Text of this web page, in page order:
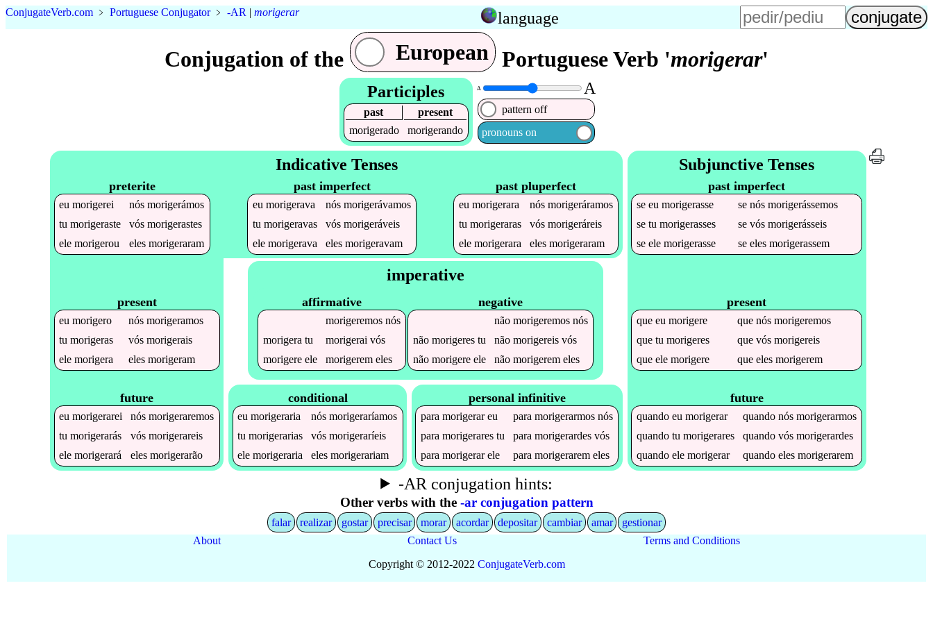
ConjugateVerb.com ﹥ Portuguese Conjugator﹥ -AR | morigerar language
Conjugation of the European Portuguese Verb 'morigerar'
Participles
past
present
morigerado
morigerando
A A
pattern off
pronouns on
Indicative Tenses
preterite
eumorigerei nósmorigerámos
tumorigeraste vósmorigerastes
elemorigerou elesmorigeraram
past imperfect
eu morigerava nós morigerávamos
tu morigeravas vós morigeráveis
ele morigerava eles morigeravam
past pluperfect
eumorigerara nósmorigeráramos
tumorigeraras vósmorigeráreis
elemorigerara elesmorigeraram
present
eumorigero nósmorigeramos
tumorigeras vósmorigerais
elemorigera elesmorigeram
future
eumorigerarei nósmorigeraremos
tumorigerarás vósmorigerareis
elemorigerará elesmorigerarão
imperative
affirmative
morigeremosnós
morigera tu morigerai vós
morigereele morigeremeles
negative
não morigeremosnós
não morigerestu não morigereisvós
não morigereele não morigeremeles
conditional
eumorigeraria nósmorigeraríamos
tumorigerarias vósmorigeraríeis
elemorigeraria elesmorigerariam
personal infinitive
paramorigerareu paramorigerarmos nós
paramorigerares tu paramorigerardes vós
paramorigerarele paramorigerarem eles
Subjunctive Tenses
past imperfect
seeumorigerasse senósmorigerássemos
setumorigerasses sevósmorigerásseis
seelemorigerasse seelesmorigerassem
present
queeumorigere quenósmorigeremos
quetumorigeres quevósmorigereis
queelemorigere queelesmorigerem
future
quandoeumorigerar quandonósmorigerarmos
quandotumorigerares quandovósmorigerardes
quandoelemorigerar quandoelesmorigerarem
-AR conjugation hints:
Other verbs with the -ar conjugation pattern
falar realizar gostar precisar morar acordar depositar cambiar amar
gestionar
About
Contact Us
Terms and Conditions
Copyright © 2012-2022 ConjugateVerb.com